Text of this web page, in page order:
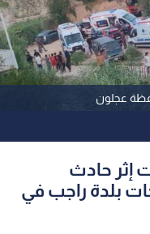
عجلون
5 سيدات إثر حادث
بلدة راجب في